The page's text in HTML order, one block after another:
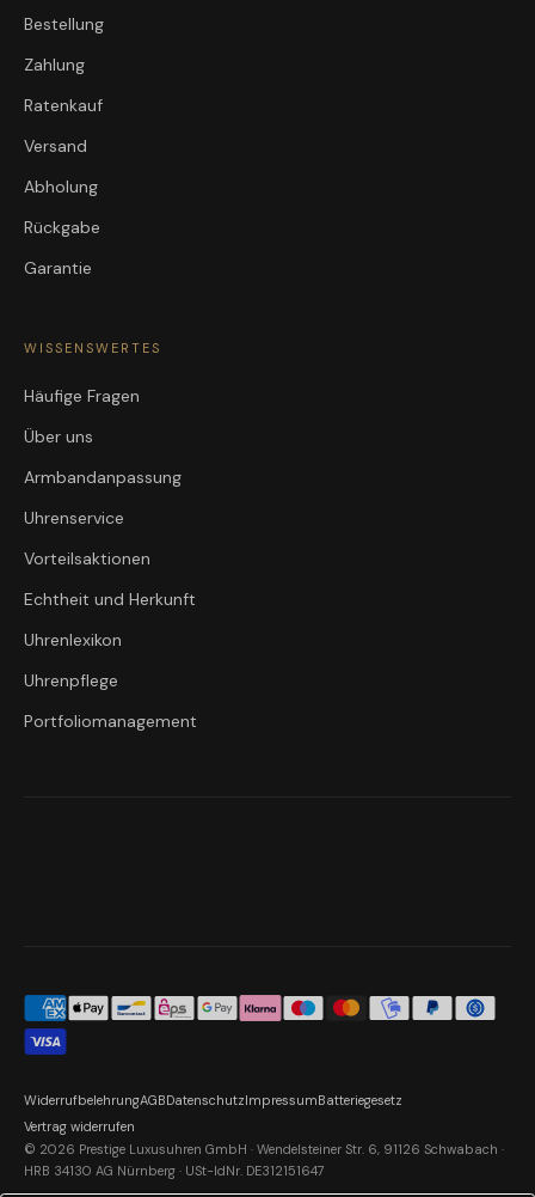
Bestellung
Zahlung
Ratenkauf
Versand
Abholung
Rückgabe
Garantie
WISSENSWERTES
Häufige Fragen
Über uns
Armbandanpassung
Uhrenservice
Vorteilsaktionen
Echtheit und Herkunft
Uhrenlexikon
Uhrenpflege
Portfoliomanagement
© 2026 Prestige Luxusuhren GmbH · Wendelsteiner Str. 6, 91126 Schwabach ·
HRB 34130 AG Nürnberg · USt-IdNr. DE312151647
WiderrufbelehrungAGBDatenschutzImpressumBatteriegesetz
Vertrag widerrufen